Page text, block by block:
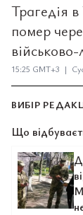
Трагедія
помер
військово-
15:25 GMT+3 |
ВИБІР
Що